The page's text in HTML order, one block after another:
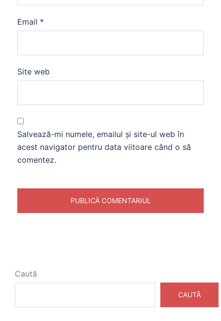
Email *
Site web
Salvează-mi numele, emailul și site-ul web în
acest navigator pentru data viitoare când o să
comentez.
Caută
CAUTĂ